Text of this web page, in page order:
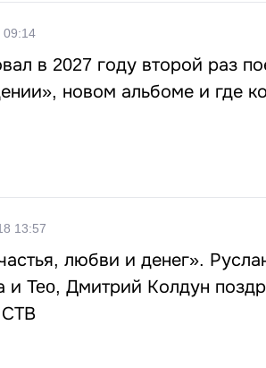
09:14
в 2027 году второй раз
новом альбоме и где
13:57
любви и денег».
и Teo, Дмитрий Колдун
СТВ